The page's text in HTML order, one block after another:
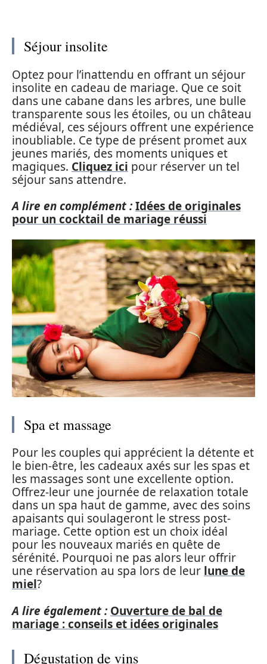
Séjour insolite
Optez pour l’inattendu en offrant un séjour
insolite en cadeau de mariage. Que ce soit
dans une cabane dans les arbres, une bulle
transparente sous les étoiles, ou un château
médiéval, ces séjours offrent une expérience
inoubliable. Ce type de présent promet aux
jeunes mariés, des moments uniques et
magiques. Cliquez ici pour réserver un tel
séjour sans attendre.
A lire en complément :Idées de originales
pour un cocktail de mariage réussi
Spa et massage
Pour les couples qui apprécient la détente et
le bien-être, les cadeaux axés sur les spas et
les massages sont une excellente option.
Offrez-leur une journée de relaxation totale
dans un spa haut de gamme, avec des soins
apaisants qui soulageront le stress post-
mariage. Cette option est un choix idéal
pour les nouveaux mariés en quête de
sérénité. Pourquoi ne pas alors leur offrir
une réservation au spa lors de leur lune de
miel?
A lire également : Ouverture de bal de
mariage : conseils et idées originales
Dégustation de vins